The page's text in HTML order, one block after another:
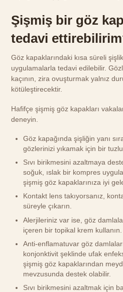
Şişmiş bir göz
tedavi
Göz kapaklarındaki kısa süreli
uygulamalarla tedavi edilebilir.
kaçının, zira ovuşturmak yalnız
kötüleştirecektir.
Hafifçe şişmiş göz kapakları
deneyin.
Göz kapağında şişliğin yanı
gözlerinizi yıkamak için bir
Sıvı birikmesini azaltmaya
soğuk, ıslak bir kompres
şişmiş göz kapaklarınıza iyi
Kontakt lens takıyorsanız,
süreyle çıkarın.
Alerjileriniz var ise, göz
içeren bir topikal krem kullanın.
Anti-enflamatuvar göz
konjonktivit şeklinde ufak
şişmiş göz kapaklarından
mevzusunda destek olabilir.
Sıvı birikmesini azaltmak için